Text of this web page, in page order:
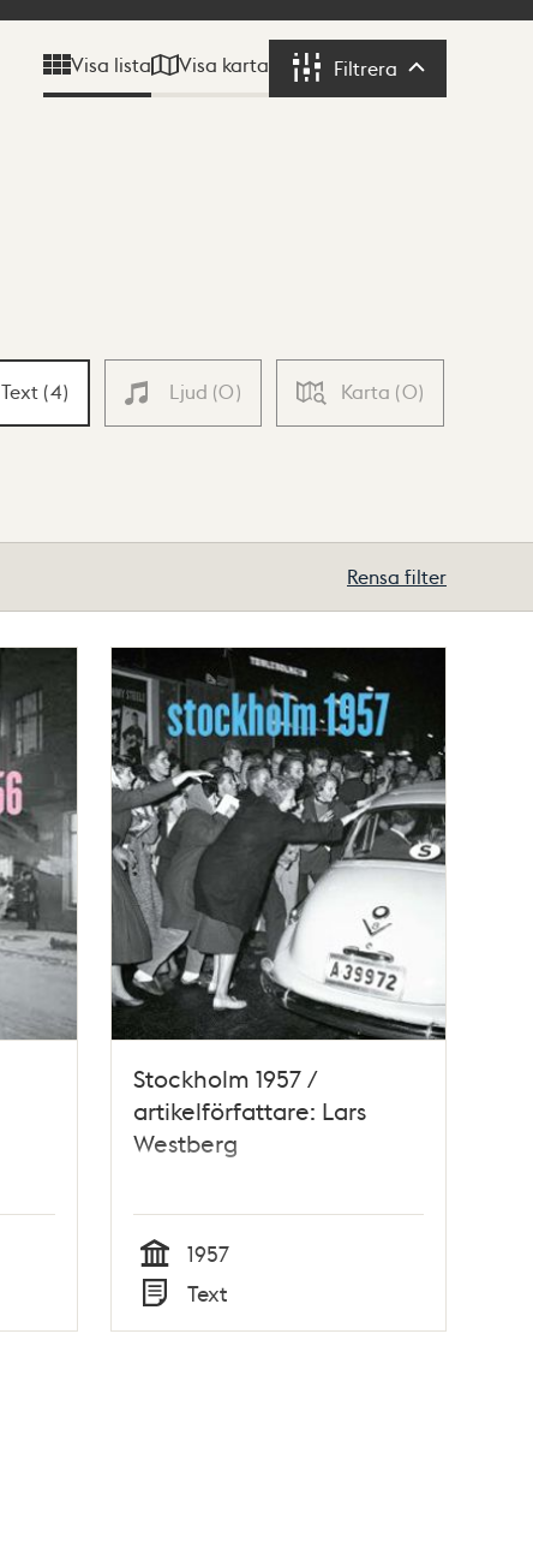
Visa lista Visa karta Filtrera Filtrera
Text (4) Ljud (0) Karta (0)
Rensa filter
Stockholm 1957 /
artikelförfattare: Lars
Westberg
Tid
1957
Typ
Text